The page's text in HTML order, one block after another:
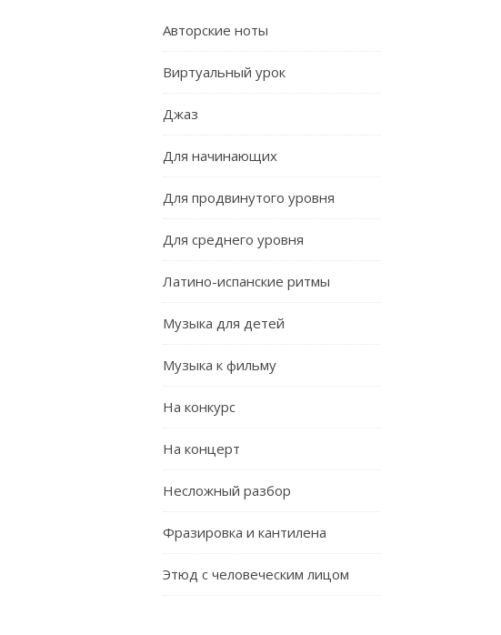
Авторские ноты
Виртуальный урок
Джаз
Для начинающих
Для продвинутого уровня
Для среднего уровня
Латино-испанские ритмы
Музыка для детей
Музыка к фильму
На конкурс
На концерт
Несложный разбор
Фразировка и кантилена
Этюд с человеческим лицом